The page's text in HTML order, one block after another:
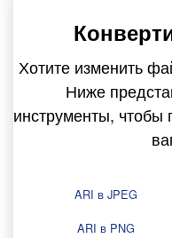
Хотите изменить
Ниже
инструменты, чтобы
ARI в JPEG
ARI в PNG